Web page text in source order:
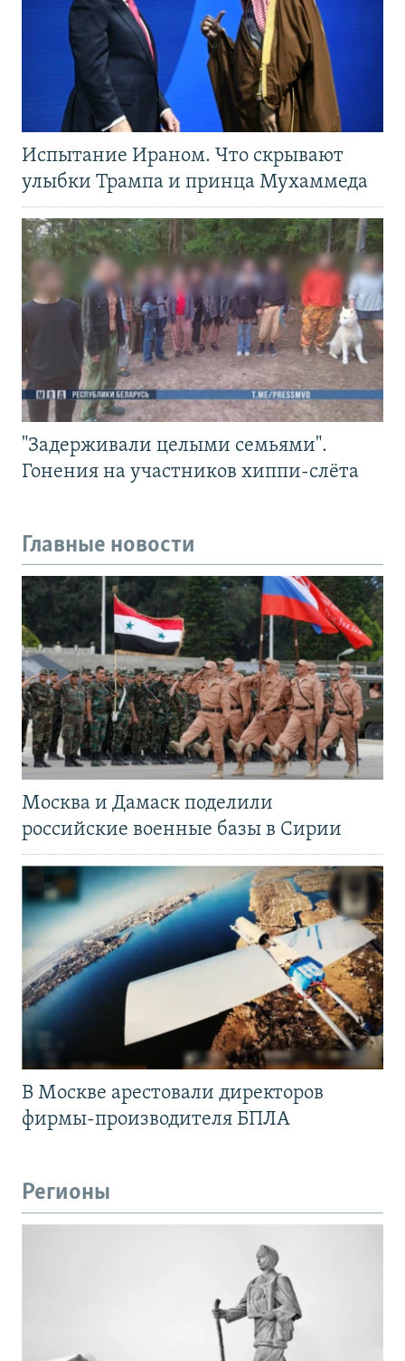
Испытание Ираном. Что скрывают
улыбки Трампа и принца Мухаммеда
"Задерживали целыми семьями".
Гонения на участников хиппи-слёта
Главные новости
Москва и Дамаск поделили
российские военные базы в Сирии
В Москве арестовали директоров
фирмы-производителя БПЛА
Регионы